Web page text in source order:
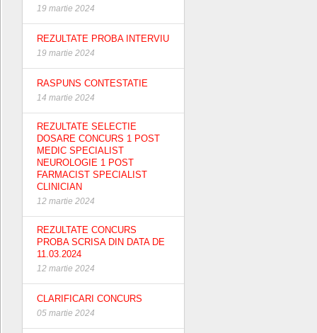
19 martie 2024
REZULTATE PROBA INTERVIU
19 martie 2024
RASPUNS CONTESTATIE
14 martie 2024
REZULTATE SELECTIE
DOSARE CONCURS 1 POST
MEDIC SPECIALIST
NEUROLOGIE 1 POST
FARMACIST SPECIALIST
CLINICIAN
12 martie 2024
REZULTATE CONCURS
PROBA SCRISA DIN DATA DE
11.03.2024
12 martie 2024
CLARIFICARI CONCURS
05 martie 2024